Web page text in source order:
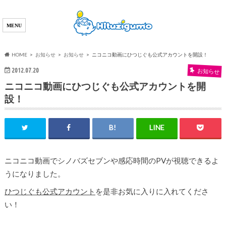
HOME お知らせ お知らせ ニコニコ動画にひつじぐも公式アカウントを開設！
2012.07.20 お知らせ
ニコニコ動画にひつじぐも公式アカウントを開
設！
ニコニコ動画でシノバズセブンや感応時間のPVが視聴できるよ
うになりました。
ひつじぐも公式アカウント を是非お気に入りに入れてくださ
い！